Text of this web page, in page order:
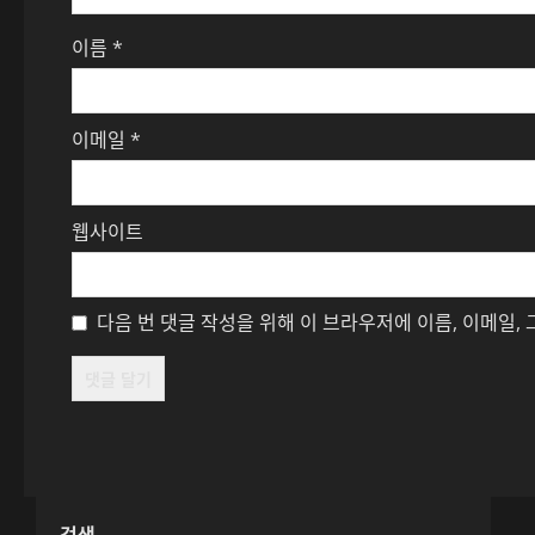
이름 *
이메일 *
웹사이트
다음 번 댓글 작성을 위해 이 브라우저에 이름, 이메일,